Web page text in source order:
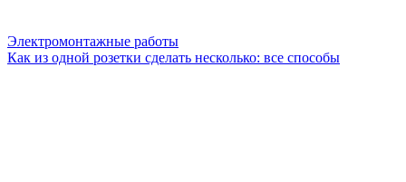
Электромонтажные работы
Как из одной розетки сделать несколько: все способы